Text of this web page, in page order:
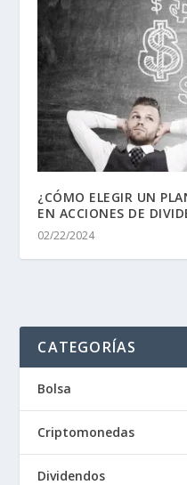
¿CÓMO ELEGIR UN
EN ACCIONES DE
02/22/2024
CATEGORÍAS
Bolsa
Criptomonedas
Dividendos